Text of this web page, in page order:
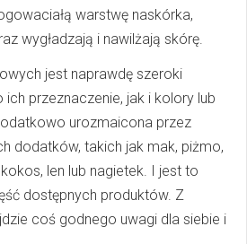
warstwę naskórka,
wygładzają i nawilżają skórę.
jest naprawdę szeroki
przeznaczenie, jak i kolory lub
urozmaicona przez
dodatków, takich jak mak, piżmo,
len lub nagietek. I jest to
dostępnych produktów. Z
coś godnego uwagi dla siebie i